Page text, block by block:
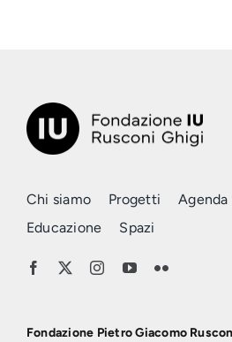
Chi siamo Progetti Agenda
Educazione
Spazi
Fondazione Pietro Giacomo